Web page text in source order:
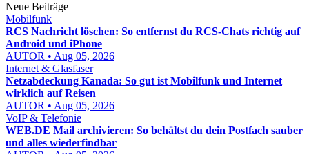
Neue Beiträge
Mobilfunk
RCS Nachricht löschen: So entfernst du RCS-Chats richtig auf
Android und iPhone
AUTOR • Aug 05, 2026
Internet & Glasfaser
Netzabdeckung Kanada: So gut ist Mobilfunk und Internet
wirklich auf Reisen
AUTOR • Aug 05, 2026
VoIP & Telefonie
WEB.DE Mail archivieren: So behältst du dein Postfach sauber
und alles wiederfindbar